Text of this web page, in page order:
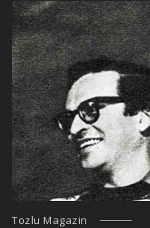
Tozlu Magazin